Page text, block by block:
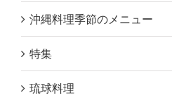
沖縄料理季節のメニュー
特集
琉球料理